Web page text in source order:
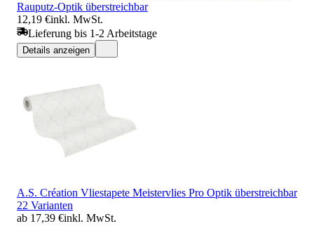
Rauputz-Optik überstreichbar
12,19 €inkl. MwSt.
Lieferung bis 1-2 Arbeitstage
Details anzeigen
A.S. Création Vliestapete Meistervlies Pro Optik überstreichbar
22 Varianten
ab 17,39 €inkl. MwSt.